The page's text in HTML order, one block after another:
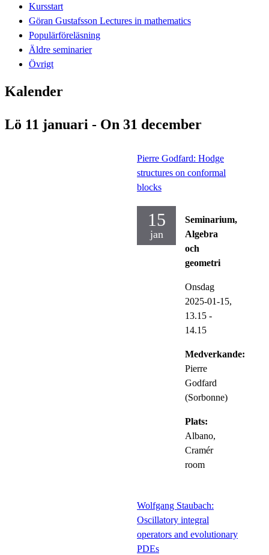
Kursstart
Göran Gustafsson Lectures in mathematics
Populärföreläsning
Äldre seminarier
Övrigt
Kalender
Lö 11 januari - On 31 december
Pierre Godfard: Hodge
structures on conformal
blocks
15
jan
Seminarium,
Algebra
och
geometri
Onsdag
2025-01-15,
13.15 -
14.15
Medverkande:
Pierre
Godfard
(Sorbonne)
Plats:
Albano,
Cramér
room
Wolfgang Staubach:
Oscillatory integral
operators and evolutionary
PDEs